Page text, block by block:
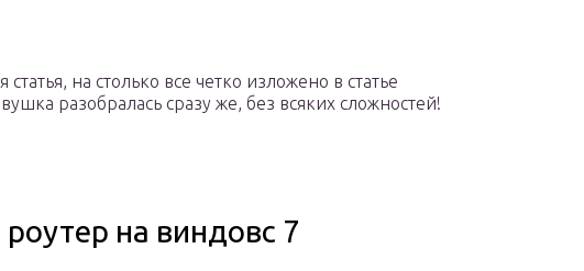
на столько все четко изложено в статье
разобралась сразу же, без всяких сложностей!
на виндовс 7